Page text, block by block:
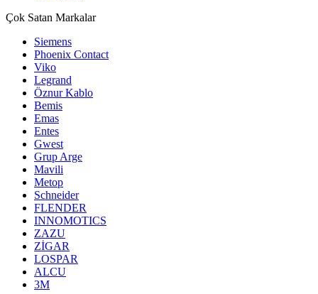
Çok Satan Markalar
Siemens
Phoenix Contact
Viko
Legrand
Öznur Kablo
Bemis
Emas
Entes
Gwest
Grup Arge
Mavili
Metop
Schneider
FLENDER
INNOMOTICS
ZAZU
ZİGAR
LOSPAR
ALCU
3M